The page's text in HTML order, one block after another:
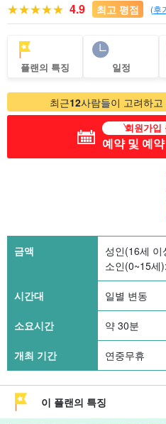
4.9 최고 평점 (후
플랜의 특징 일정
최근12사람들이 고려하
회원가입
예약 및 예
금액 성인(16세 이
소인(0~15세):
시간대 일별 변동
소요시간 약 30분
개최 기간 연중무휴
이 플랜의 특징